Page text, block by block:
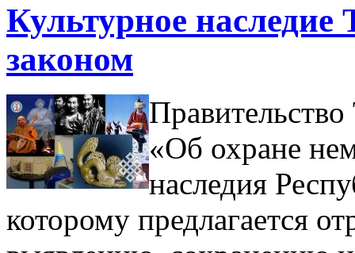
Культурное
законом
«Об охране
наследия
которому предлагается